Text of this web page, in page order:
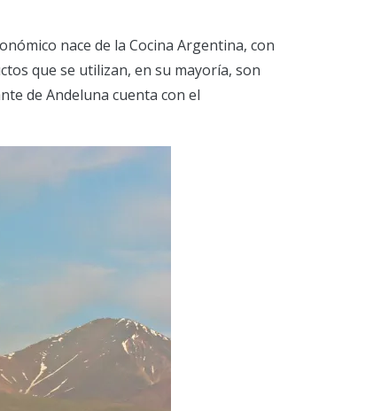
nace de la Cocina Argentina, con
que se utilizan, en su mayoría, son
de Andeluna cuenta con el